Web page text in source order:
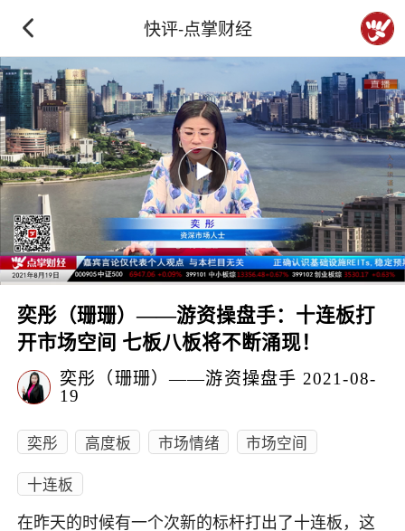
快评-点掌财经
奕彤（珊珊）——游资操盘手：十连板打
开市场空间 七板八板将不断涌现！
奕彤（珊珊）——游资操盘手 2021-08-
19
奕彤 高度板 市场情绪
市场空间
十连板
在昨天的时候有一个次新的标杆打出了十连板，这